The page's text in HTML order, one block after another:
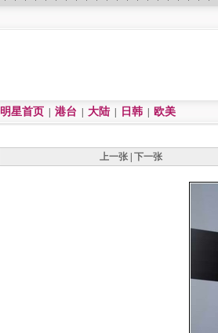
明星首页 港台 大陆 日韩 欧美
上一张 下一张